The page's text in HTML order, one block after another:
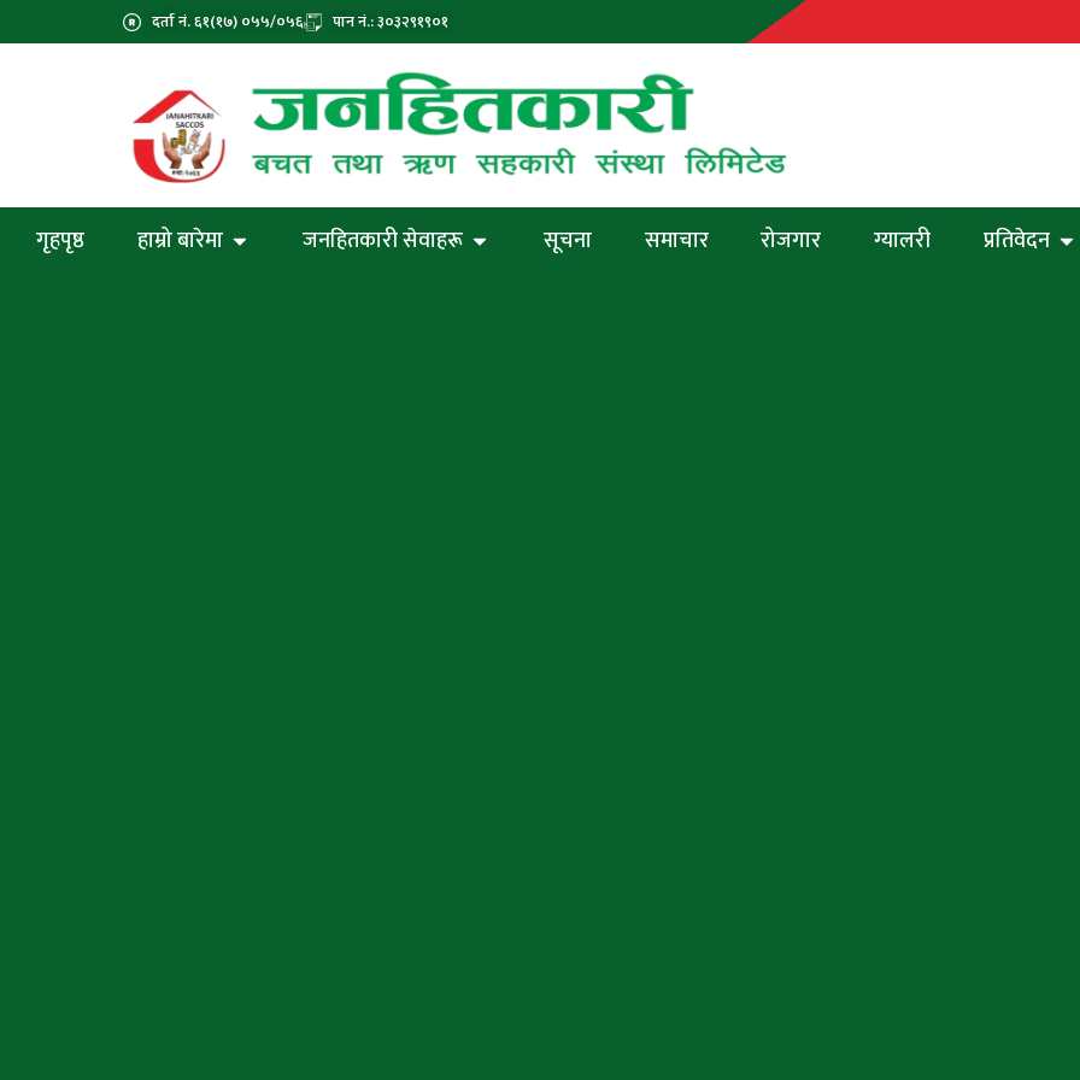
दर्ता नं. ६१(१७) ०५५/०५६ पान नं.: ३०३२९१९०१
गृहपृष्ठ हाम्रो बारेमा जनहितकारी सेवाहरू सूचना समाचार रोजगार ग्यालरी प्रतिवेदन